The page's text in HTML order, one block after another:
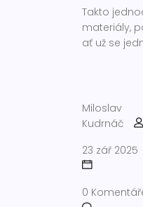
Takto
materiály,
ať už se
Miloslav
Kudrnáč
23 zář 2025
0